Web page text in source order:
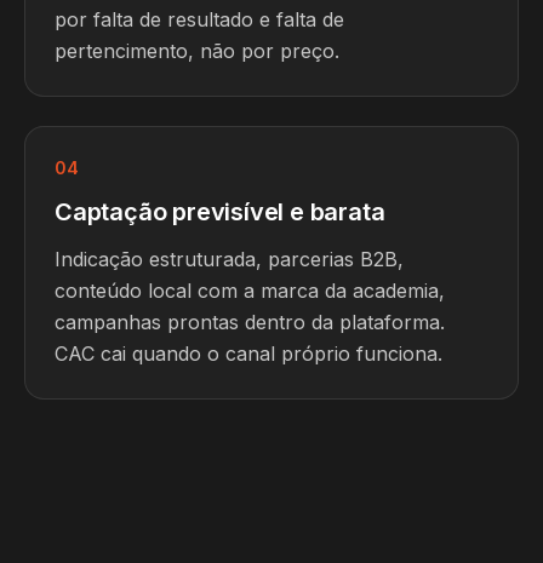
por falta de resultado e falta de
pertencimento, não por preço.
04
Captação previsível e barata
Indicação estruturada, parcerias B2B,
conteúdo local com a marca da academia,
campanhas prontas dentro da plataforma.
CAC cai quando o canal próprio funciona.